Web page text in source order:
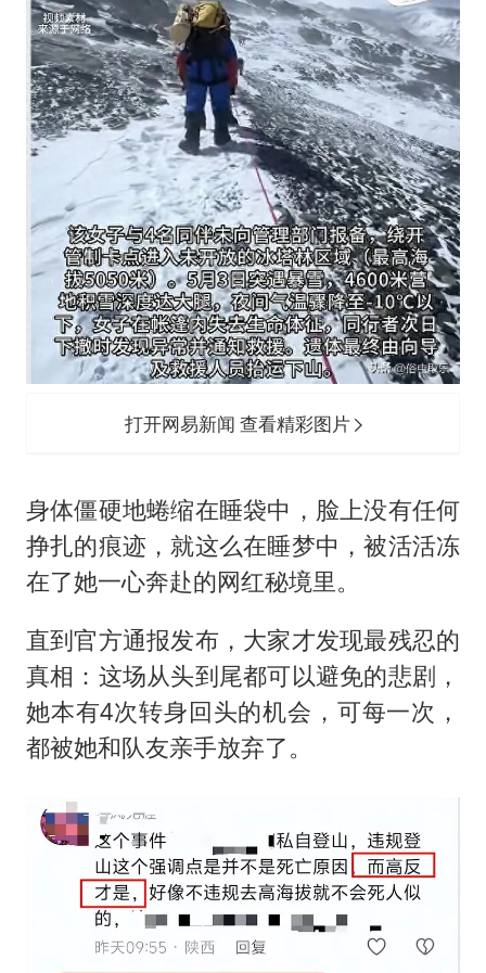
打开网易新闻 查看精彩图片
身体僵硬地蜷缩在睡袋中，脸上没有任何
挣扎的痕迹，就这么在睡梦中，被活活冻
在了她一心奔赴的网红秘境里。
直到官方通报发布，大家才发现最残忍的
真相：这场从头到尾都可以避免的悲剧，
她本有4次转身回头的机会，可每一次，
都被她和队友亲手放弃了。